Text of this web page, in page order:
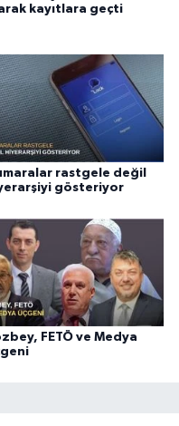
kayıtlara geçti
rastgele değil
gösteriyor
FETÖ ve Medya